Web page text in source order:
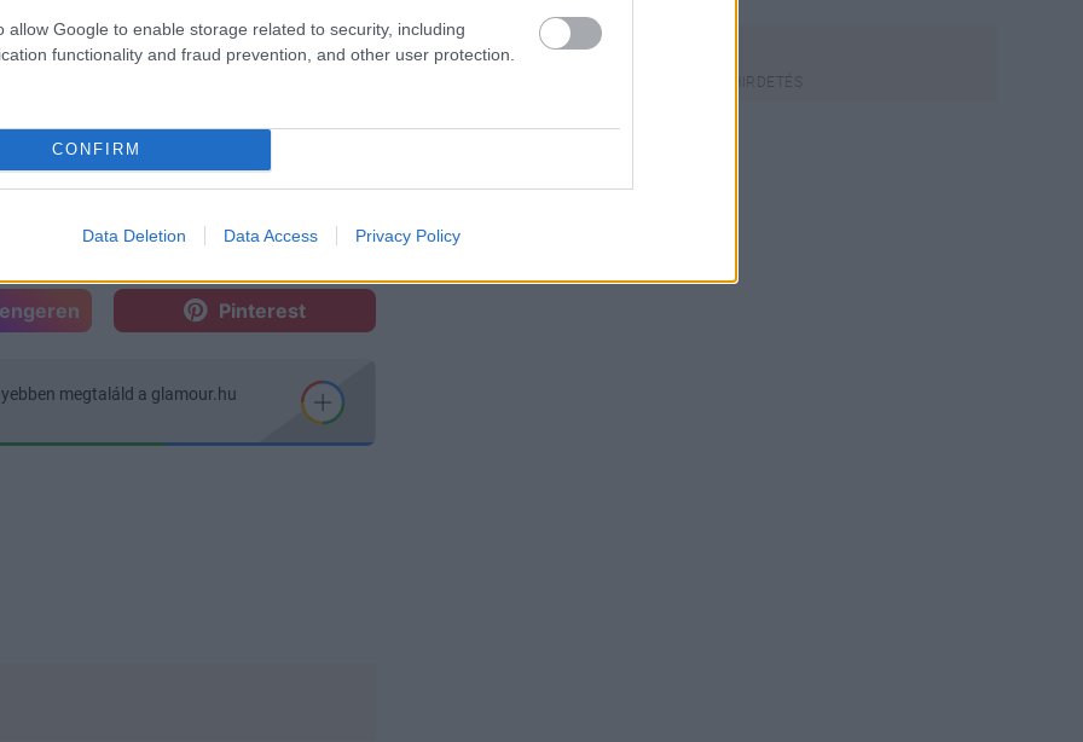
allow Google to enable storage related to security, including
functionality and fraud prevention, and other user protection.
CONFIRM
Data Deletion Data Access Privacy Policy
Pinterest
megtaláld a glamour.hu